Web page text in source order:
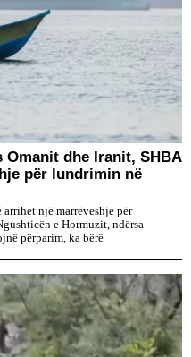
Omanit dhe Iranit, SHBA
për lundrimin në
arrihet një marrëveshje për
e Hormuzit, ndërsa
përparim, ka bërë